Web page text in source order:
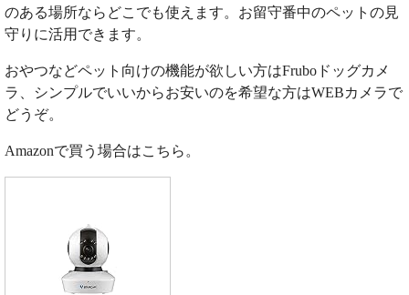
のある場所ならどこでも使えます。お留守番中のペットの見
守りに活用できます。
おやつなどペット向けの機能が欲しい方はFruboドッグカメ
ラ、シンプルでいいからお安いのを希望な方はWEBカメラで
どうぞ。
Amazonで買う場合はこちら。